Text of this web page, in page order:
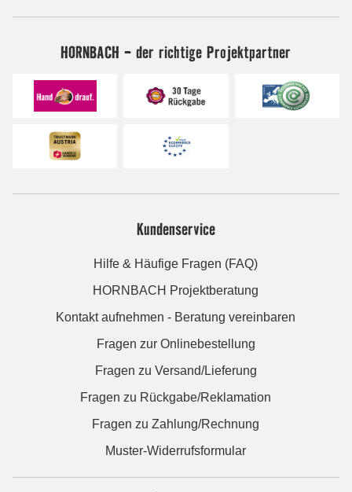
HORNBACH - der richtige Projektpartner
Kundenservice
Hilfe & Häufige Fragen (FAQ)
HORNBACH Projektberatung
Kontakt aufnehmen - Beratung vereinbaren
Fragen zur Onlinebestellung
Fragen zu Versand/Lieferung
Fragen zu Rückgabe/Reklamation
Fragen zu Zahlung/Rechnung
Muster-Widerrufsformular